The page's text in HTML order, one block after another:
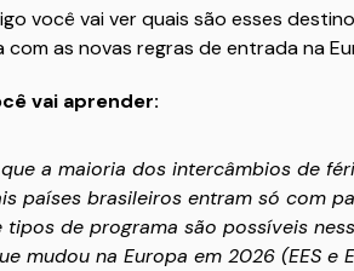
você vai ver quais são esses
com as novas regras de entrada na
vai aprender:
a maioria dos intercâmbios de
países brasileiros entram só com
tipos de programa são possíveis
mudou na Europa em 2026 (EES e